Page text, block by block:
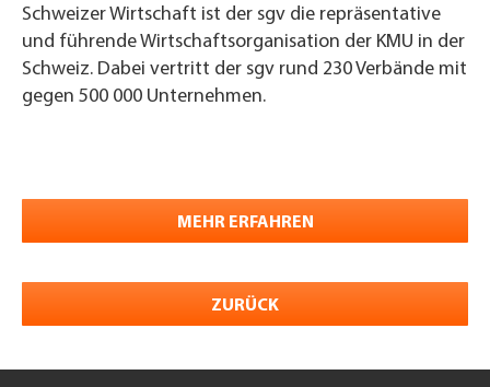
Schweizer Wirtschaft ist der sgv die repräsentative
und führende Wirtschaftsorganisation der KMU in der
Schweiz. Dabei vertritt der sgv rund 230 Verbände mit
gegen 500 000 Unternehmen.
MEHR ERFAHREN
ZURÜCK